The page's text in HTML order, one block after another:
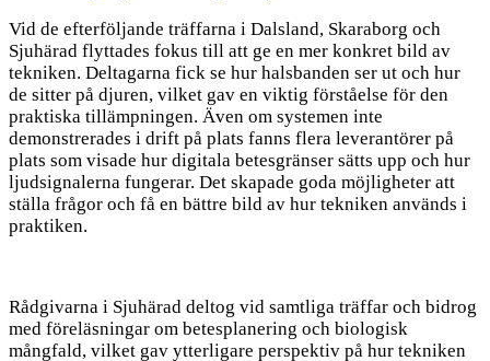
Vid de efterföljande träffarna i Dalsland, Skaraborg och
Sjuhärad flyttades fokus till att ge en mer konkret bild av
tekniken. Deltagarna fick se hur halsbanden ser ut och hur
de sitter på djuren, vilket gav en viktig förståelse för den
praktiska tillämpningen. Även om systemen inte
demonstrerades i drift på plats fanns flera leverantörer på
plats som visade hur digitala betesgränser sätts upp och hur
ljudsignalerna fungerar. Det skapade goda möjligheter att
ställa frågor och få en bättre bild av hur tekniken används i
praktiken.
Rådgivarna i Sjuhärad deltog vid samtliga träffar och bidrog
med föreläsningar om betesplanering och biologisk
mångfald, vilket gav ytterligare perspektiv på hur tekniken